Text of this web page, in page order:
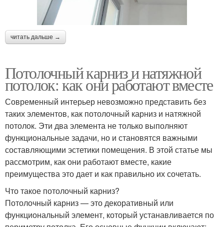
читать дальше →
Потолочный карниз и натяжной
потолок: как они работают вместе
Современный интерьер невозможно представить без
таких элементов, как потолочный карниз и натяжной
потолок. Эти два элемента не только выполняют
функциональные задачи, но и становятся важными
составляющими эстетики помещения. В этой статье мы
рассмотрим, как они работают вместе, какие
преимущества это дает и как правильно их сочетать.
Что такое потолочный карниз?
Потолочный карниз — это декоративный или
функциональный элемент, который устанавливается по